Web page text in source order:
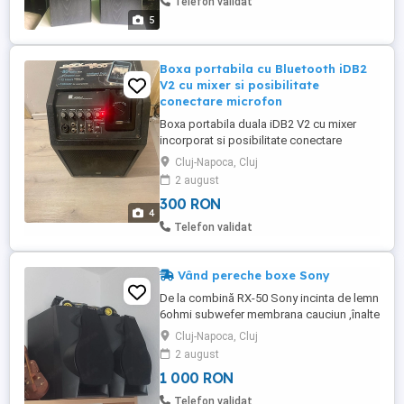
5
4
Boxa portabila cu Bluetooth iDB2
V2 cu mixer si posibilitate
conectare microfon
Boxa portabila duala iDB2 V2 cu mixer
incorporat si posibilitate conectare
microfon, cu Bluetooth extern ,
functioneaza doar la priza !
Cluj-Napoca, Cluj
2 august
300 RON
Telefon validat
Vând pereche boxe Sony
De la combină RX-50 Sony incinta de lemn
6ohmi subwefer membrana cauciun ,înalte
.Preț negociabil
Cluj-Napoca, Cluj
2 august
1 000 RON
Telefon validat